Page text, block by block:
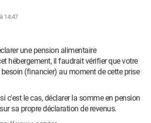
14:47
une pension alimentaire
hébergement, il faudrait vérifier que votre
(financier) au moment de cette prise
c'est le cas, déclarer la somme en pension
sa propre déclaration de revenus.